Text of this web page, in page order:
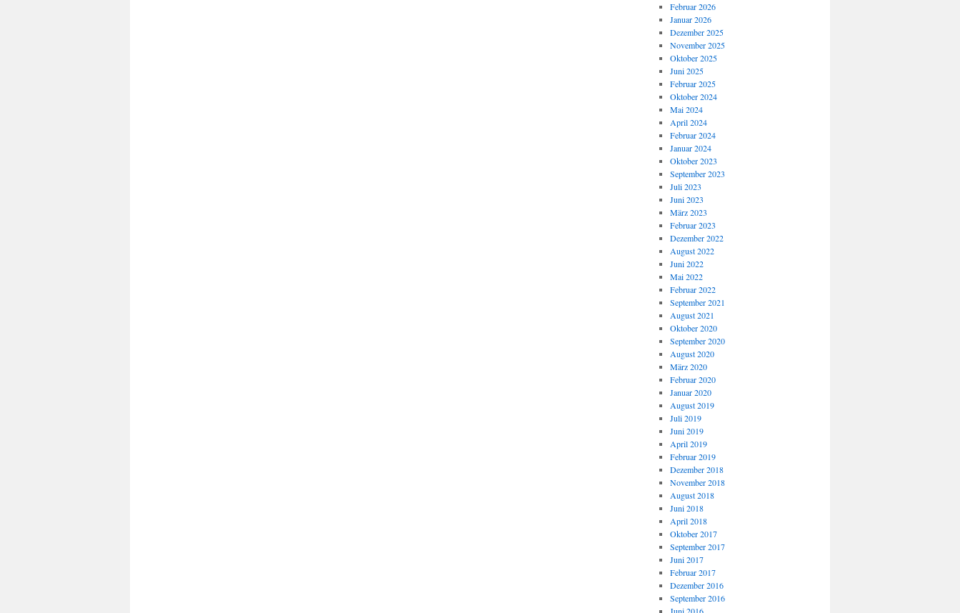
Februar 2026
Januar 2026
Dezember 2025
November 2025
Oktober 2025
Juni 2025
Februar 2025
Oktober 2024
Mai 2024
April 2024
Februar 2024
Januar 2024
Oktober 2023
September 2023
Juli 2023
Juni 2023
März 2023
Februar 2023
Dezember 2022
August 2022
Juni 2022
Mai 2022
Februar 2022
September 2021
August 2021
Oktober 2020
September 2020
August 2020
März 2020
Februar 2020
Januar 2020
August 2019
Juli 2019
Juni 2019
April 2019
Februar 2019
Dezember 2018
November 2018
August 2018
Juni 2018
April 2018
Oktober 2017
September 2017
Juni 2017
Februar 2017
Dezember 2016
September 2016